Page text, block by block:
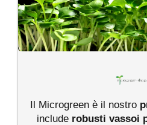
Il Microgreen è il nostro
include robusti vassoi